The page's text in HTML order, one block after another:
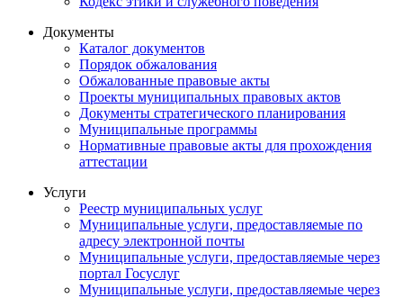
Документы
Каталог документов
Порядок обжалования
Обжалованные правовые акты
Проекты муниципальных правовых актов
Документы стратегического планирования
Муниципальные программы
Нормативные правовые акты для прохождения
аттестации
Услуги
Реестр муниципальных услуг
Муниципальные услуги, предоставляемые по
адресу электронной почты
Муниципальные услуги, предоставляемые через
портал Госуслуг
Муниципальные услуги, предоставляемые через